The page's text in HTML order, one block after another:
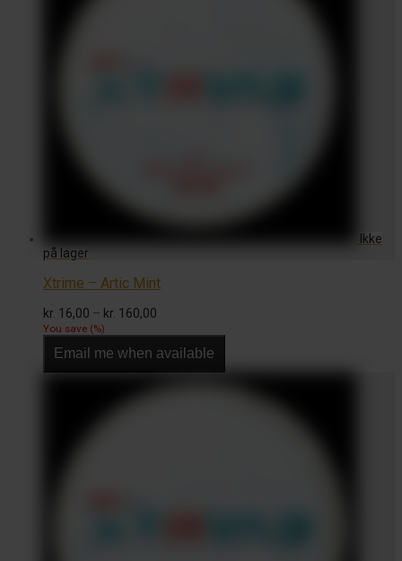
Xtrime – Artic Mint
kr. 16,00 – kr. 160,00
kr. 160,00
You save (%)
Email me when available